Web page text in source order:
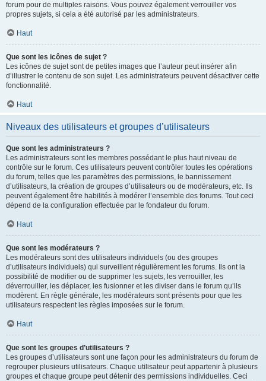
forum pour de multiples raisons. Vous pouvez également verrouiller vos
propres sujets, si cela a été autorisé par les administrateurs.
Haut
Que sont les icônes de sujet ?
Les icônes de sujet sont de petites images que l’auteur peut insérer afin
d’illustrer le contenu de son sujet. Les administrateurs peuvent désactiver cette
fonctionnalité.
Haut
Niveaux des utilisateurs et groupes d’utilisateurs
Que sont les administrateurs ?
Les administrateurs sont les membres possédant le plus haut niveau de
contrôle sur le forum. Ces utilisateurs peuvent contrôler toutes les opérations
du forum, telles que les paramètres des permissions, le bannissement
d’utilisateurs, la création de groupes d’utilisateurs ou de modérateurs, etc. Ils
peuvent également être habilités à modérer l’ensemble des forums. Tout ceci
dépend de la configuration effectuée par le fondateur du forum.
Haut
Que sont les modérateurs ?
Les modérateurs sont des utilisateurs individuels (ou des groupes
d’utilisateurs individuels) qui surveillent régulièrement les forums. Ils ont la
possibilité de modifier ou de supprimer les sujets, les verrouiller, les
déverrouiller, les déplacer, les fusionner et les diviser dans le forum qu’ils
modèrent. En règle générale, les modérateurs sont présents pour que les
utilisateurs respectent les règles imposées sur le forum.
Haut
Que sont les groupes d’utilisateurs ?
Les groupes d’utilisateurs sont une façon pour les administrateurs du forum de
regrouper plusieurs utilisateurs. Chaque utilisateur peut appartenir à plusieurs
groupes et chaque groupe peut détenir des permissions individuelles. Ceci